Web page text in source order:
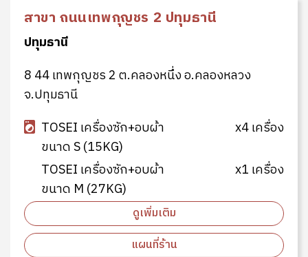
สาขา ถนนเทพกุญชร 2 ปทุมธานี
ปทุมธานี
8 44 เทพกุญชร 2 ต.คลองหนึ่ง อ.คลองหลวง
จ.ปทุมธานี
TOSEI เครื่องซัก+อบผ้า
ขนาด S (15KG)
x4 เครื่อง
TOSEI เครื่องซัก+อบผ้า
ขนาด M (27KG)
x1 เครื่อง
ดูเพิ่มเติม
แผนที่ร้าน